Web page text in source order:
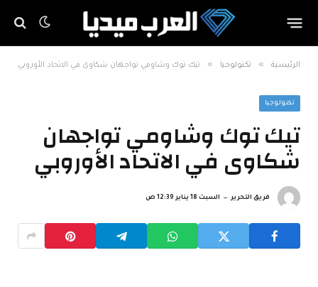
الرئيسية » تكنولوجيا » تيك توك وشاومي تواجهان شكاوى في الاتحاد الأوروبي
تكنولوجيا
تيك توك وشاومي تواجهان
شكاوى في الاتحاد الأوروبي
فريق التحرير السبت 18 يناير 12:39 ص